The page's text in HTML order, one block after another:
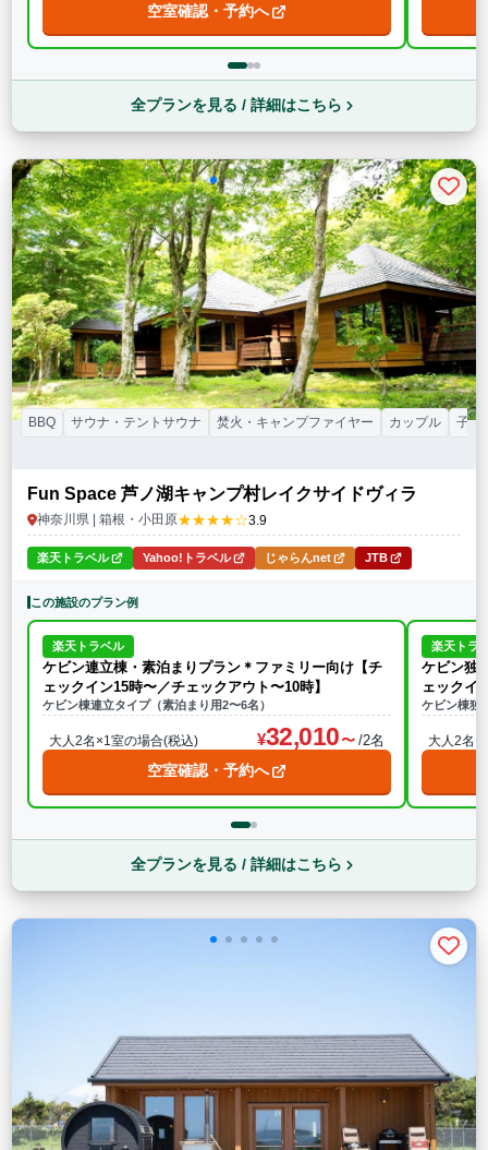
空室確認・予約へ
全プランを見る / 詳細はこちら
Fun Space 芦ノ湖キャンプ村レイクサイドヴィラ
神奈川県 | 箱根・小田原★★★★☆3.9
BBQ サウナ・テントサウナ 焚火・キャンプファイヤー カップル 子連
楽天トラベル Yahoo!トラベル じゃらんnet JTB
この施設のプラン例
楽天トラベル
ケビン連立棟・素泊まりプラン＊ファミリー向け【チ
ェックイン15時〜／チェックアウト〜10時】
ケビン棟連立タイプ（素泊まり用2〜6名）
大人2名×1室の場合(税込) 32,010 /2名
空室確認・予約へ
楽天トラ
ケビン独
ェックイ
ケビン棟独
大人2名
全プランを見る / 詳細はこちら